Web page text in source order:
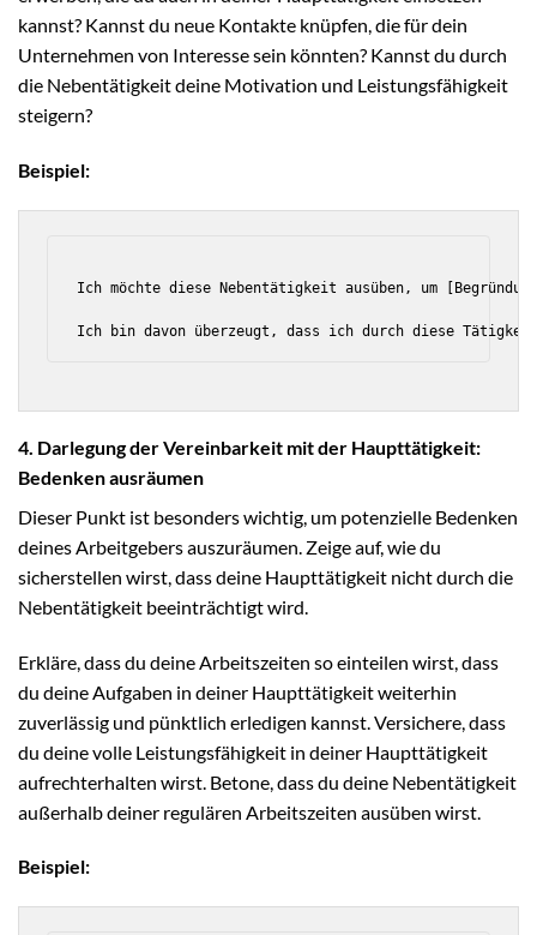
kannst? Kannst du neue Kontakte knüpfen, die für dein
Unternehmen von Interesse sein könnten? Kannst du durch
die Nebentätigkeit deine Motivation und Leistungsfähigkeit
steigern?
Beispiel:
Ich möchte diese Nebentätigkeit ausüben, um
4. Darlegung der Vereinbarkeit mit der Haupttätigkeit:
Bedenken ausräumen
Dieser Punkt ist besonders wichtig, um potenzielle Bedenken
deines Arbeitgebers auszuräumen. Zeige auf, wie du
sicherstellen wirst, dass deine Haupttätigkeit nicht durch die
Nebentätigkeit beeinträchtigt wird.
Erkläre, dass du deine Arbeitszeiten so einteilen wirst, dass
du deine Aufgaben in deiner Haupttätigkeit weiterhin
zuverlässig und pünktlich erledigen kannst. Versichere, dass
du deine volle Leistungsfähigkeit in deiner Haupttätigkeit
aufrechterhalten wirst. Betone, dass du deine Nebentätigkeit
außerhalb deiner regulären Arbeitszeiten ausüben wirst.
Beispiel: